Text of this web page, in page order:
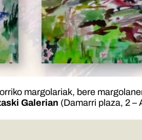
margolariak, bere
Galerian (Damarri plaza, 2 –